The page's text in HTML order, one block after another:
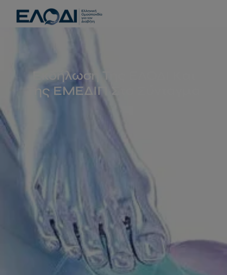
Εκδήλωση Της ΕΛΟΔΙ Και
Της ΕΜΕΔΙΠ Στο Σύνταγμα